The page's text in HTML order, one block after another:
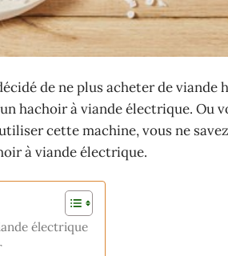
de ne plus acheter de
hachoir à viande électrique. Ou
cette machine, vous ne
à viande électrique.
électrique